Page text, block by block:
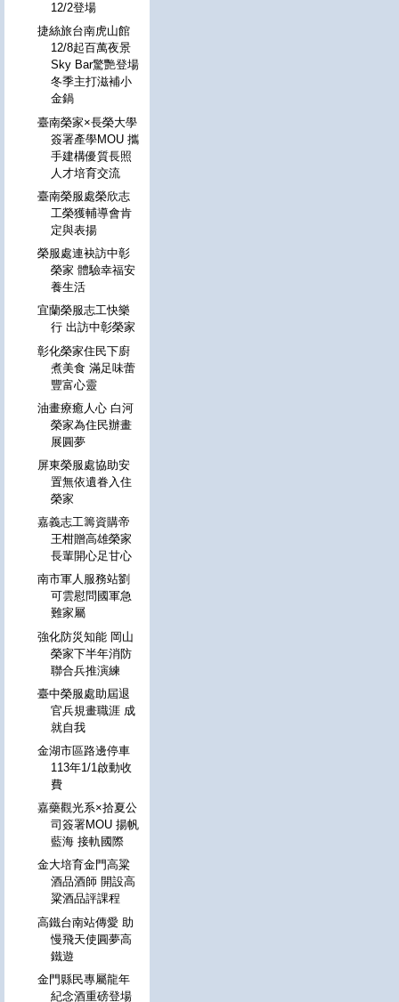
12/2登場
捷絲旅台南虎山館
12/8起百萬夜景
Sky Bar驚艷登場
冬季主打滋補小
金鍋
臺南榮家×長榮大學
簽署產學MOU 攜
手建構優質長照
人才培育交流
臺南榮服處榮欣志
工榮獲輔導會肯
定與表揚
榮服處連袂訪中彰
榮家 體驗幸福安
養生活
宜蘭榮服志工快樂
行 出訪中彰榮家
彰化榮家住民下廚
煮美食 滿足味蕾
豐富心靈
油畫療癒人心 白河
榮家為住民辦畫
展圓夢
屏東榮服處協助安
置無依遺眷入住
榮家
嘉義志工籌資購帝
王柑贈高雄榮家
長輩開心足甘心
南市軍人服務站劉
可雲慰問國軍急
難家屬
強化防災知能 岡山
榮家下半年消防
聯合兵推演練
臺中榮服處助屆退
官兵規畫職涯 成
就自我
金湖市區路邊停車
113年1/1啟動收
費
嘉藥觀光系×拾夏公
司簽署MOU 揚帆
藍海 接軌國際
金大培育金門高粱
酒品酒師 開設高
粱酒品評課程
高鐵台南站傳愛 助
慢飛天使圓夢高
鐵遊
金門縣民專屬龍年
紀念酒重磅登場